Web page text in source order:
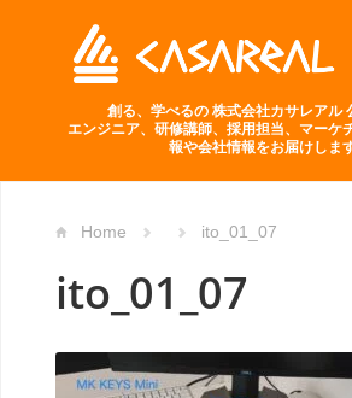
創る、学べるの 株式会社カサレアル
エンジニア、研修講師、採用担当、マーケ
報や会社情報をお届けします
Home ito_01_07
ito_01_07